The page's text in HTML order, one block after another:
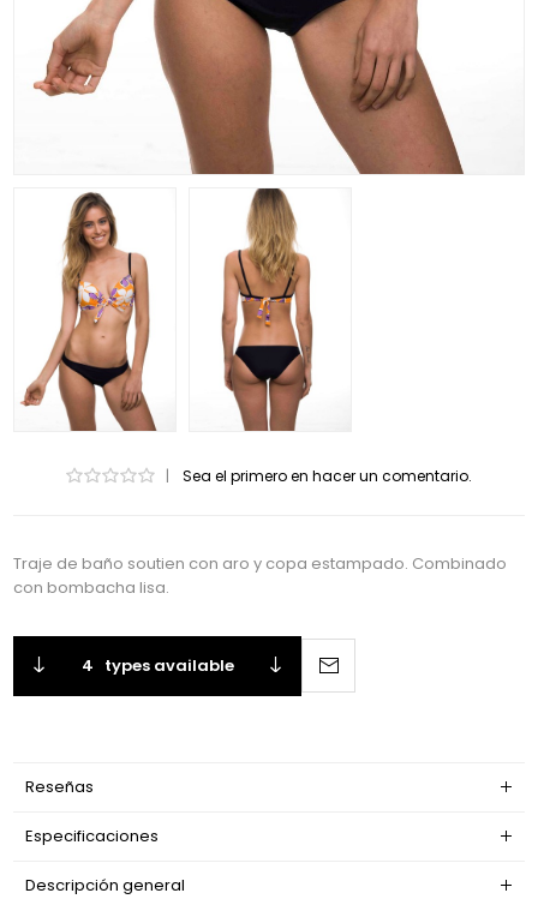
| Sea el primero en hacer un comentario.
Traje de baño soutien con aro y copa estampado. Combinado
con bombacha lisa.
4 types available
Reseñas
Especificaciones
Descripción general